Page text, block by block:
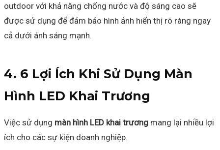
outdoor với khả năng chống nước và độ sáng cao sẽ
được sử dụng để đảm bảo hình ảnh hiển thị rõ ràng ngay
cả dưới ánh sáng mạnh.
4. 6 Lợi Ích Khi Sử Dụng Màn
Hình LED Khai Trương
Việc sử dụng màn hình LED khai trương mang lại nhiều lợi
ích cho các sự kiện doanh nghiệp.